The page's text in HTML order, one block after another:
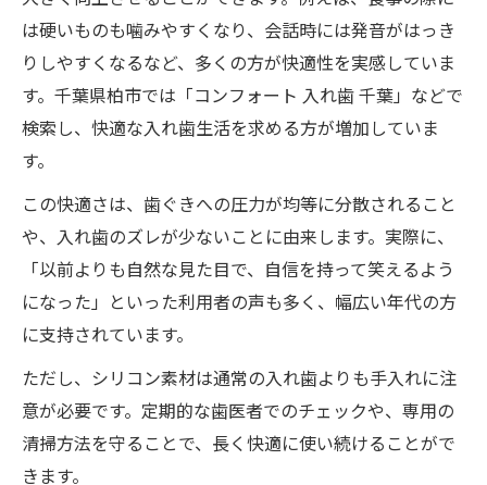
は硬いものも噛みやすくなり、会話時には発音がはっき
りしやすくなるなど、多くの方が快適性を実感していま
す。千葉県柏市では「コンフォート 入れ歯 千葉」などで
検索し、快適な入れ歯生活を求める方が増加していま
す。
この快適さは、歯ぐきへの圧力が均等に分散されること
や、入れ歯のズレが少ないことに由来します。実際に、
「以前よりも自然な見た目で、自信を持って笑えるよう
になった」といった利用者の声も多く、幅広い年代の方
に支持されています。
ただし、シリコン素材は通常の入れ歯よりも手入れに注
意が必要です。定期的な歯医者でのチェックや、専用の
清掃方法を守ることで、長く快適に使い続けることがで
きます。